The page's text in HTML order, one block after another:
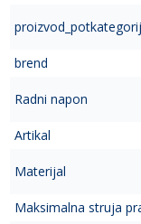
brend
Radni napon
Artikal
Materijal
Maksimalna struja